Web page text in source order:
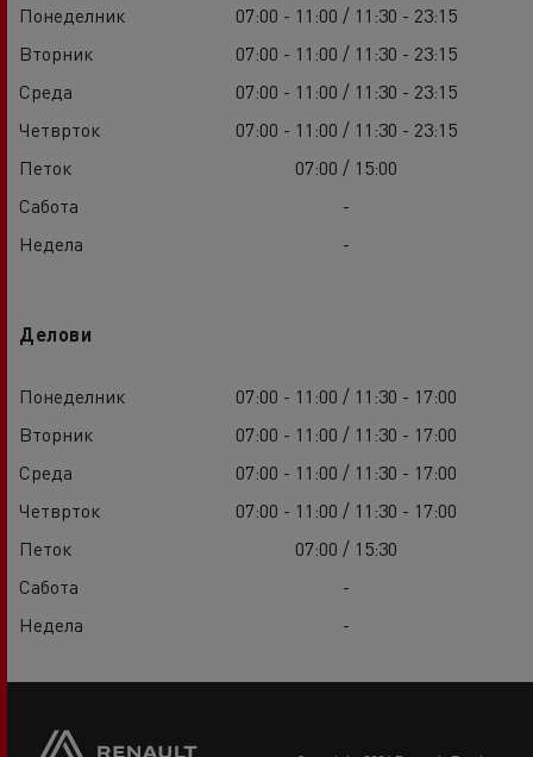
Понеделник
07:00 - 11:00 / 11:30 - 23:15
Вторник
07:00 - 11:00 / 11:30 - 23:15
Среда
07:00 - 11:00 / 11:30 - 23:15
Четврток
07:00 - 11:00 / 11:30 - 23:15
Петок
07:00 / 15:00
Сабота
-
Недела
-
Делови
Понеделник
07:00 - 11:00 / 11:30 - 17:00
Вторник
07:00 - 11:00 / 11:30 - 17:00
Среда
07:00 - 11:00 / 11:30 - 17:00
Четврток
07:00 - 11:00 / 11:30 - 17:00
Петок
07:00 / 15:30
Сабота
-
Недела
-